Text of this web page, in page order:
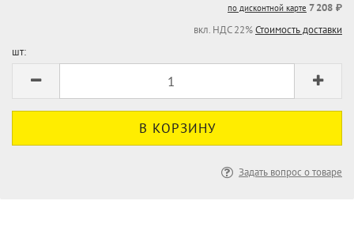
по дисконтной карте 7 208 ₽
вкл. НДС 22%Стоимость доставки
шт:
Задать вопрос о товаре